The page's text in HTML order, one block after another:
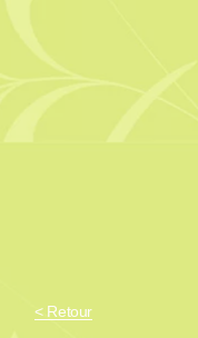
< Retour